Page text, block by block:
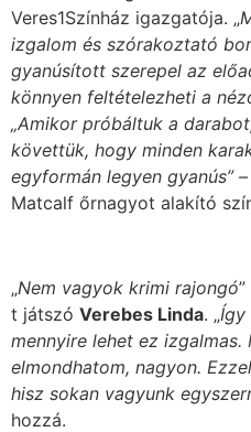
Veres1Színház igazgatója. „
izgalom és szórakoztató
gyanúsított szerepel az
könnyen feltételezheti a
„Amikor próbáltuk a
követtük, hogy minden
egyformán legyen gyanús” –
Matcalf őrnagyot alakító
„Nem vagyok krimi rajongó
t játszó Verebes Linda. „Így
mennyire lehet ez izgalmas.
elmondhatom, nagyon.
hisz sokan vagyunk
hozzá.